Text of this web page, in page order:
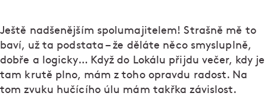
Ještě nadšenějším spolumajitelem! Strašně mě to
baví, už ta podstata – že děláte něco smysluplně,
dobře a logicky… Když do Lokálu přijdu večer, kdy je
tam krutě plno, mám z toho opravdu radost. Na
tom zvuku hučícího úlu mám takřka závislost.